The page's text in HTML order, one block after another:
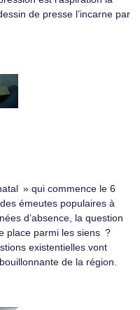
de presse l’incarne par
» qui commence le 6
émeutes populaires à
d’absence, la question
place parmi les siens ?
existentielles vont
de la région.